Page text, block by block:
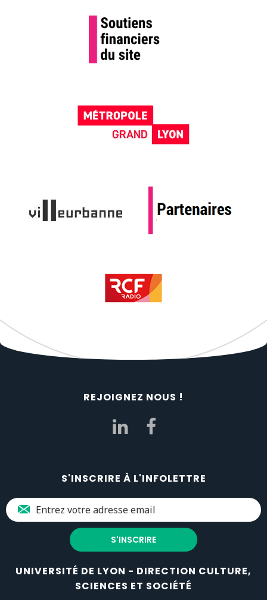
REJOIGNEZ NOUS !
S'INSCRIRE À L'INFOLETTRE
UNIVERSITÉ DE LYON - DIRECTION CULTURE,
SCIENCES ET SOCIÉTÉ